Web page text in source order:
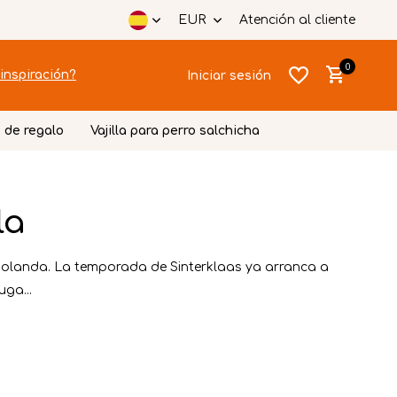
EUR Atención al cliente
Iniciar sesión
0
de regalo Vajilla para perro salchicha
La temporada de Sinterklaas ya arranca a